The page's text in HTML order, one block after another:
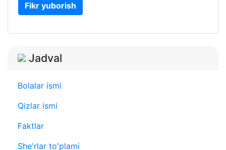
Fikr yuborish
Jadval
Bolalar ismi
Qizlar ismi
Faktlar
She'rlar to'plami